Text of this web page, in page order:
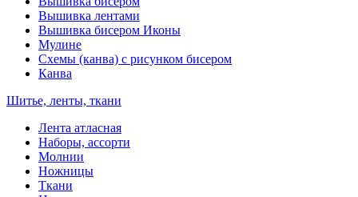
Вышивка лентами
Вышивка бисером Иконы
Мулине
Схемы (канва) с рисунком бисером
Канва
Шитье, ленты, ткани
Лента атласная
Наборы, ассорти
Молнии
Ножницы
Ткани